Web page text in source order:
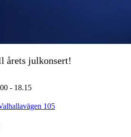
årets julkonsert!
- 18.15
105